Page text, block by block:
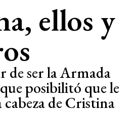
ellos y
de ser la Armada
posibilitó que le
de Cristina